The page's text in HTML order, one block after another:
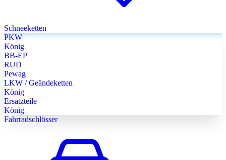
Schneeketten
PKW
König
BB-EP
RUD
Pewag
LKW / Geändeketten
König
Ersatzteile
König
Fahrradschlösser